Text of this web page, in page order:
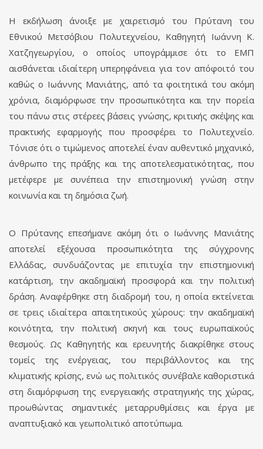
Η εκδήλωση άνοιξε με χαιρετισμό του Πρύτανη του
Εθνικού Μετσόβιου Πολυτεχνείου, Καθηγητή Ιωάννη Κ.
Χατζηγεωργίου, ο οποίος υπογράμμισε ότι το ΕΜΠ
αισθάνεται ιδιαίτερη υπερηφάνεια για τον απόφοιτό του
καθώς ο Ιωάννης Μανιάτης, από τα φοιτητικά του ακόμη
χρόνια, διαμόρφωσε την προσωπικότητα και την πορεία
του πάνω στις στέρεες βάσεις γνώσης, κριτικής σκέψης και
πρακτικής εφαρμογής που προσφέρει το Πολυτεχνείο.
Τόνισε ότι ο τιμώμενος αποτελεί έναν αυθεντικό μηχανικό,
άνθρωπο της πράξης και της αποτελεσματικότητας, που
μετέφερε με συνέπεια την επιστημονική γνώση στην
κοινωνία και τη δημόσια ζωή.
Ο Πρύτανης επεσήμανε ακόμη ότι ο Ιωάννης Μανιάτης
αποτελεί εξέχουσα προσωπικότητα της σύγχρονης
Ελλάδας, συνδυάζοντας με επιτυχία την επιστημονική
κατάρτιση, την ακαδημαϊκή προσφορά και την πολιτική
δράση. Αναφέρθηκε στη διαδρομή του, η οποία εκτείνεται
σε τρεις ιδιαίτερα απαιτητικούς χώρους: την ακαδημαϊκή
κοινότητα, την πολιτική σκηνή και τους ευρωπαϊκούς
θεσμούς. Ως Καθηγητής και ερευνητής διακρίθηκε στους
τομείς της ενέργειας, του περιβάλλοντος και της
κλιματικής κρίσης, ενώ ως πολιτικός συνέβαλε καθοριστικά
στη διαμόρφωση της ενεργειακής στρατηγικής της χώρας,
προωθώντας σημαντικές μεταρρυθμίσεις και έργα με
αναπτυξιακό και γεωπολιτικό αποτύπωμα.